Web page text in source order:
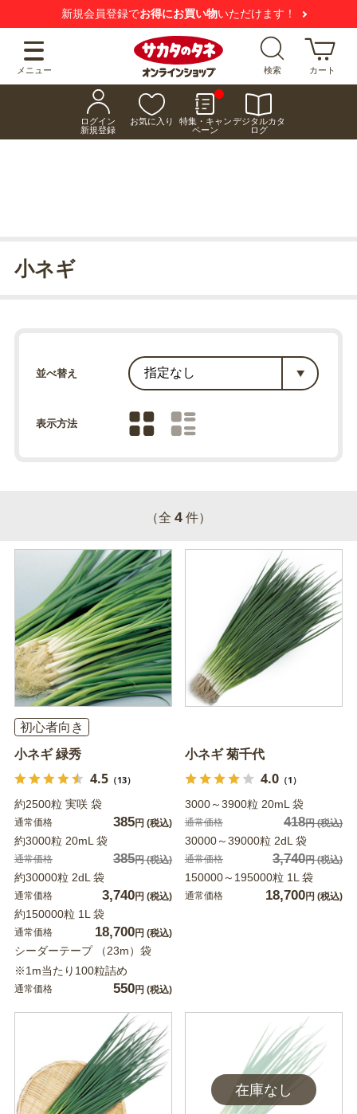
新規会員登録でお得にお買い物いただけます！
メニュー 検索 カート
ログイン
新規登録
お気に入り
特集・キャン
ペーン
デジタルカタ
ログ
小ネギ
並べ替え
表示方法
（全 4 件）
初心者向き
小ネギ 緑秀
4.5（13）
約2500粒 実咲 袋
通常価格 385円 (税込)
約3000粒 20mL 袋
通常価格 385円(税込)
約30000粒 2dL 袋
通常価格 3,740円 (税込)
約150000粒 1L 袋
通常価格 18,700円 (税込)
シーダーテープ （23m）袋
※1m当たり100粒詰め
通常価格 550円 (税込)
小ネギ 菊千代
4.0（1）
3000～3900粒 20mL 袋
通常価格 418円(税込)
30000～39000粒 2dL 袋
通常価格 3,740円(税込)
150000～195000粒 1L 袋
通常価格 18,700円 (税込)